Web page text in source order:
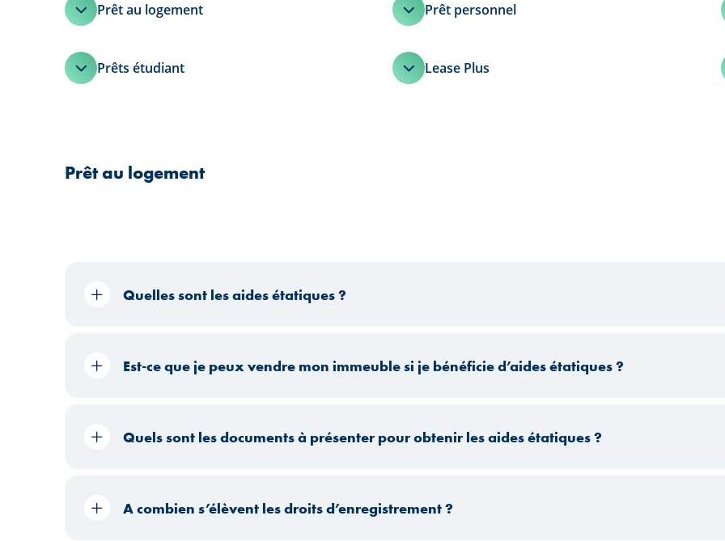
Prêt au logement
Prêts étudiant
Prêt personnel
Lease Plus
Prêt au logement
Quelles sont les aides étatiques ?
Est-ce que je peux vendre mon immeuble si je bénéficie d’aides étatiques ?
Quels sont les documents à présenter pour obtenir les aides étatiques ?
A combien s’élèvent les droits d’enregistrement ?